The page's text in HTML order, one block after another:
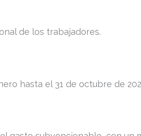
de los trabajadores.
hasta el 31 de octubre de